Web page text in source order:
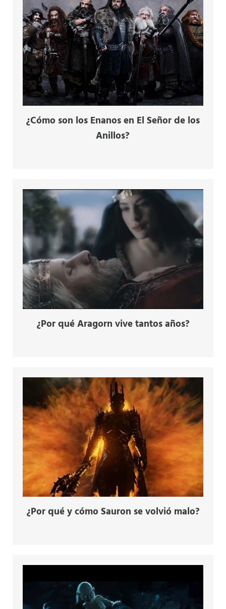
¿Cómo son los Enanos en El Señor de los
Anillos?
¿Por qué Aragorn vive tantos años?
¿Por qué y cómo Sauron se volvió malo?